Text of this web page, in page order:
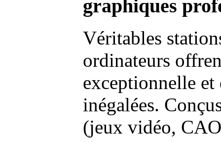
graphiques
Véritables
ordinateurs
exceptionnelle et
inégalées.
(jeux vidéo,